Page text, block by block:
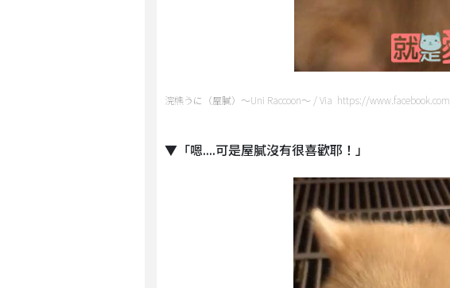
浣熊うに（屋膩）～Uni Raccoon～ / Via https://www.facebook.com
▼「嗯....可是屋膩沒有很喜歡耶！」